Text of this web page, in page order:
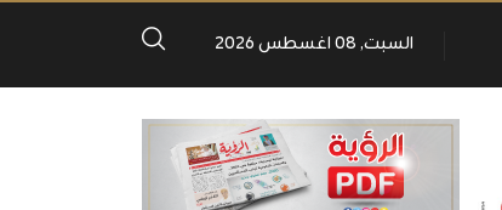
السبت, 08 اغسطس 2026